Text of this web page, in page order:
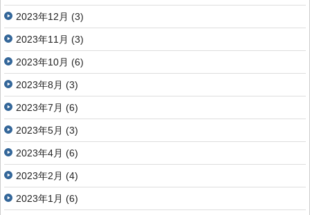
2023年12月 (3)
2023年11月 (3)
2023年10月 (6)
2023年8月 (3)
2023年7月 (6)
2023年5月 (3)
2023年4月 (6)
2023年2月 (4)
2023年1月 (6)